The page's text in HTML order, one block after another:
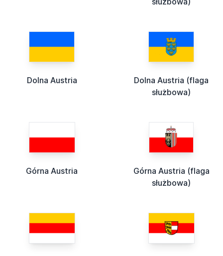
Dolna Austria
Dolna Austria (flaga
służbowa)
Górna Austria
Górna Austria (flaga
służbowa)